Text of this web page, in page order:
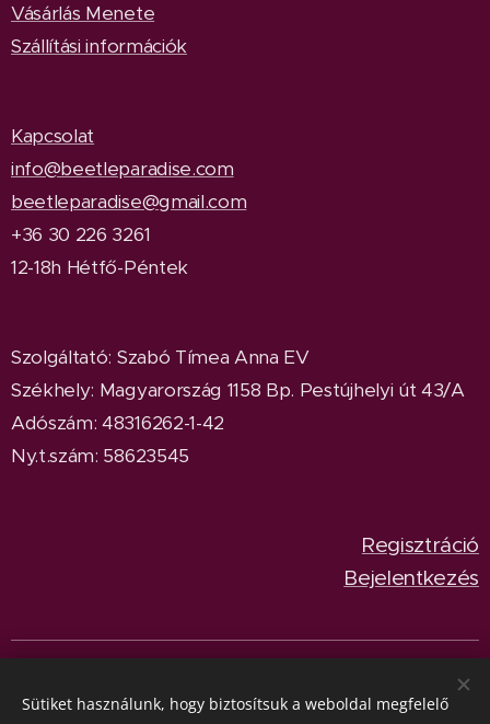
Vásárlás Menete
Szállítási információk
Kapcsolat
info@beetleparadise.com
beetleparadise@gmail.com
+36 30 226 3261
12-18h Hétfő-Péntek
Szolgáltató: Szabó Tímea Anna EV
Székhely: Magyarország 1158 Bp. Pestújhelyi út 43/A
Adószám: 48316262-1-42
Ny.t.szám: 58623545
Regisztráció
Bejelentkezés
Nyelvek
Sütiket használunk, hogy biztosítsuk a weboldal megfelelő